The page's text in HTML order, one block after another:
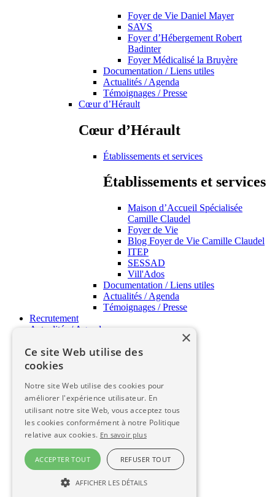
Foyer de Vie Daniel Mayer
SAVS
Foyer d’Hébergement Robert
Badinter
Foyer Médicalisé la Bruyère
Documentation / Liens utiles
Actualités / Agenda
Témoignages / Presse
Cœur d’Hérault
Cœur d’Hérault
Établissements et services
Établissements et services
Maison d’Accueil Spécialisée
Camille Claudel
Foyer de Vie
Blog Foyer de Vie Camille Claudel
ITEP
SESSAD
Vill'Ados
Documentation / Liens utiles
Actualités / Agenda
Témoignages / Presse
Recrutement
Actualités / Agenda
APSH34 Pratique
Contact
Qualité
Témoignages
Glossaire
Documentation
Documentation
×
Ce site Web utilise des
cookies
Notre site Web utilise des cookies pour
améliorer l'expérience utilisateur. En
utilisant notre site Web, vous acceptez tous
les cookies conformément à notre Politique
relative aux cookies. En savoir plus
ACCEPTER TOUT REFUSER TOUT
AFFICHER LES DÉTAILS